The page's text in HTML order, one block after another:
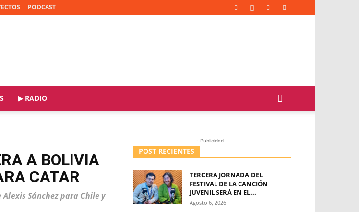
PODCAST
▶ RADIO
A BOLIVIA
CATAR
Sánchez para Chile y
- Publicidad -
POST RECIENTES
TERCERA JORNADA DEL
FESTIVAL DE LA CANCIÓN
JUVENIL SERÁ EN EL...
Agosto 6, 2026